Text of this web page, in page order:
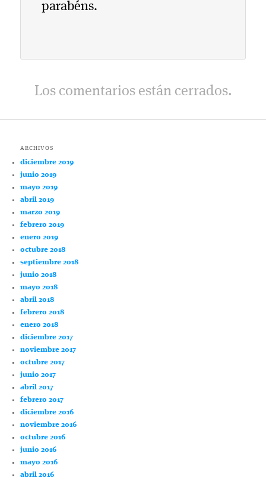
parabéns.
Los comentarios están cerrados.
ARCHIVOS
diciembre 2019
junio 2019
mayo 2019
abril 2019
marzo 2019
febrero 2019
enero 2019
octubre 2018
septiembre 2018
junio 2018
mayo 2018
abril 2018
febrero 2018
enero 2018
diciembre 2017
noviembre 2017
octubre 2017
junio 2017
abril 2017
febrero 2017
diciembre 2016
noviembre 2016
octubre 2016
junio 2016
mayo 2016
abril 2016